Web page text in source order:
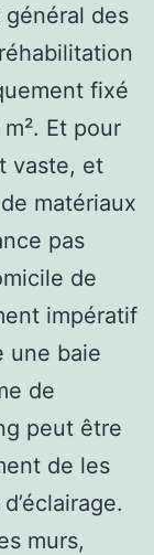
des
fixé
Et pour
vaste, et
matériaux
pas
de
impératif
une baie
de
peut être
de les
murs,